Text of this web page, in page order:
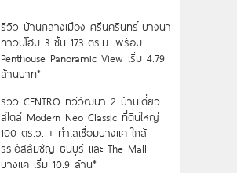
รีวิว บ้านกลางเมือง ศรีนครินทร์-บางนา
ทาวน์โฮม 3 ชั้น 173 ตร.ม. พร้อม
Penthouse Panoramic View เริ่ม 4.79
ล้านบาท*
รีวิว CENTRO ทวีวัฒนา 2 บ้านเดี่ยว
สไตล์ Modern Neo Classic ที่ดินใหญ่
100 ตร.ว. + ทำเลเชื่อมบางแค ใกล้
รร.อัสสัมชัญ ธนบุรี และ The Mall
บางแค เริ่ม 10.9 ล้าน*